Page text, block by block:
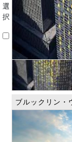
選
択
ブルックリン・